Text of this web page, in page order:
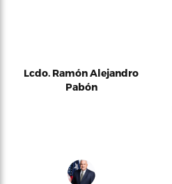
Lcdo. Ramón Alejandro
Pabón